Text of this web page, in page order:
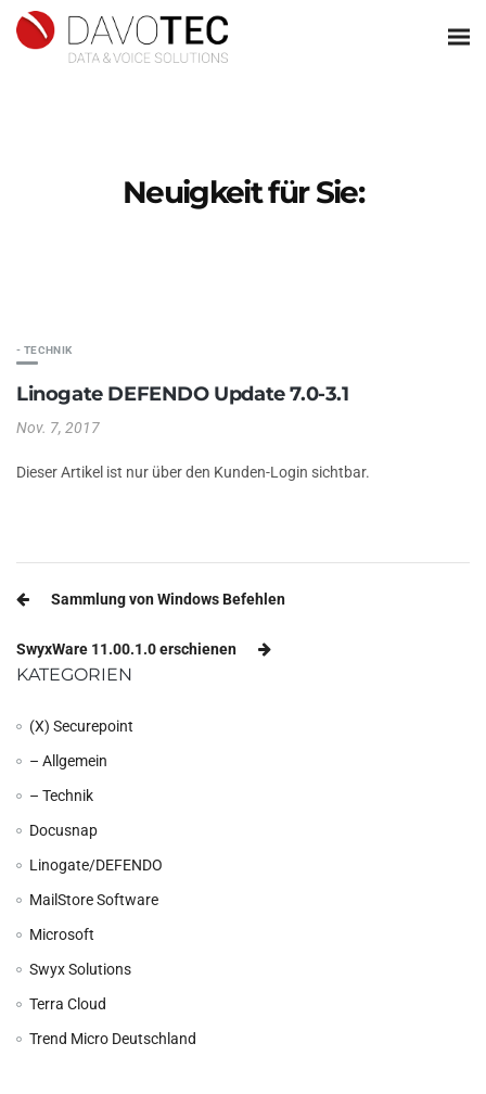
Neuigkeit für Sie:
- TECHNIK
Linogate DEFENDO Update 7.0-3.1
Nov. 7, 2017
Dieser Artikel ist nur über den Kunden-Login sichtbar.
Beitragsnavigation
Sammlung von Windows Befehlen
SwyxWare 11.00.1.0 erschienen
KATEGORIEN
(X) Securepoint
– Allgemein
– Technik
Docusnap
Linogate/DEFENDO
MailStore Software
Microsoft
Swyx Solutions
Terra Cloud
Trend Micro Deutschland